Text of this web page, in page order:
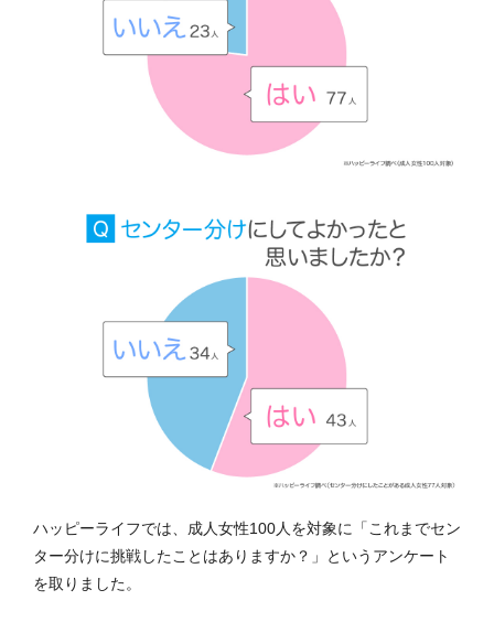
ハッピーライフでは、成人女性100人を対象に「これまでセン
ター分けに挑戦したことはありますか？」というアンケート
を取りました。